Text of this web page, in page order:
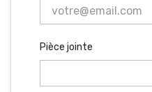
Pièce jointe